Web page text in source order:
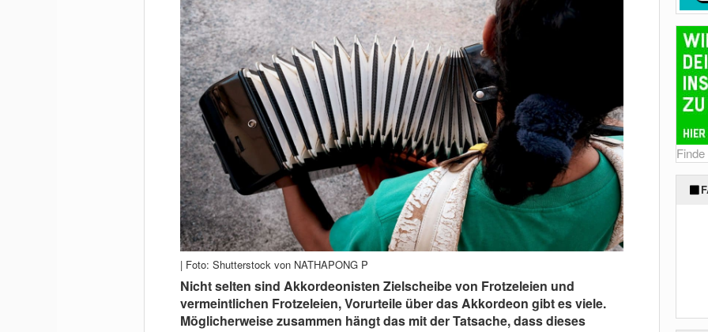
| Foto: Shutterstock von NATHAPONG P
Nicht selten sind Akkordeonisten Zielscheibe von Frotzeleien und
vermeintlichen Frotzeleien, Vorurteile über das Akkordeon gibt es viele.
Möglicherweise zusammen hängt das mit der Tatsache, dass dieses